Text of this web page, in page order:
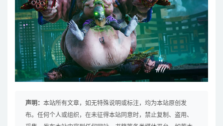
声明： 本站所有文章，如无特殊说明或标注，均为本站原创发
布。任何个人或组织，在未征得本站同意时，禁止复制、盗用、